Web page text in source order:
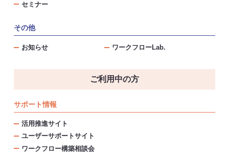
セミナー
その他
お知らせ ワークフローLab.
ご利用中の方
サポート情報
活用推進サイト
ユーザーサポートサイト
ワークフロー構築相談会